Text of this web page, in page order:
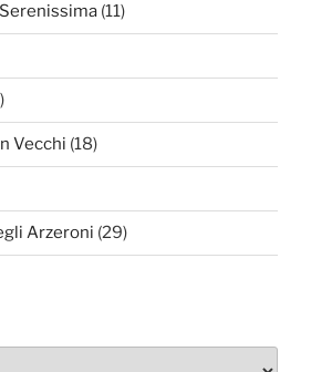
(11)
Vecchi (18)
Arzeroni (29)